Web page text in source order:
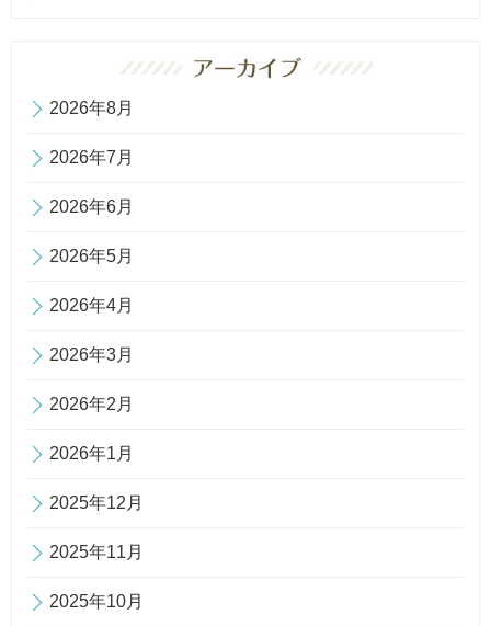
2026年8月
2026年7月
2026年6月
2026年5月
2026年4月
2026年3月
2026年2月
2026年1月
2025年12月
2025年11月
2025年10月